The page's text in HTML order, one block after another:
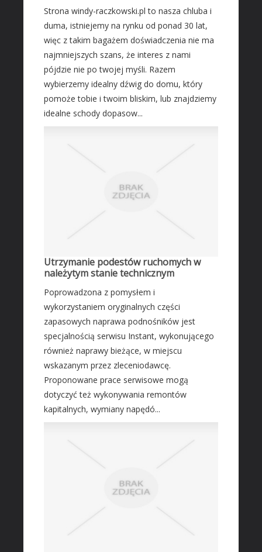
AUTO-MOTO
Transport
Części Samochodowe
Wynajem
Usługi Motoryzacyjne
Salony, Komisy
Informatyczne
Fotografia
Adwokaci, Porady Prawne
Ślub i Wesele
Sprzątanie, Porządkowanie
Opieka
Inne Usługi
Strona windy-raczkowski.pl to nasza chluba i
duma, istniejemy na rynku od ponad 30 lat,
więc z takim bagażem doświadczenia nie ma
najmniejszych szans, że interes z nami
pójdzie nie po twojej myśli. Razem
wybierzemy idealny dźwig do domu, który
pomoże tobie i twoim bliskim, lub znajdziemy
idealne schody dopasow...
Utrzymanie podestów ruchomych w
należytym stanie technicznym
Poprowadzona z pomysłem i
wykorzystaniem oryginalnych części
zapasowych naprawa podnośników jest
specjalnością serwisu Instant, wykonującego
również naprawy bieżące, w miejscu
wskazanym przez zleceniodawcę.
Proponowane prace serwisowe mogą
dotyczyć też wykonywania remontów
kapitalnych, wymiany napędó...